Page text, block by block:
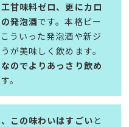
甘味料ゼロ、更にカロ
発泡酒です。本格ピー
ういった発泡酒や新ジ
が美味しく飲めます。
のでよりあっさり飲め
。
この味わいはすごい と